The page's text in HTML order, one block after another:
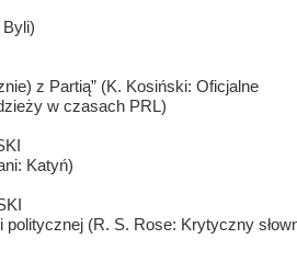
Byli)
z Partią” (K. Kosiński: Oficjalne
w czasach PRL)
Katyń)
politycznej (R. S. Rose: Krytyczny